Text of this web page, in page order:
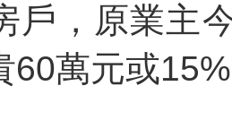
戶，原業主
60萬元或